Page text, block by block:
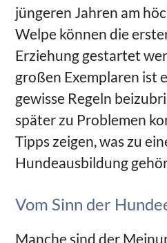
jüngeren Jahren am
Welpe können die
Erziehung gestartet
großen Exemplaren ist
gewisse Regeln
später zu Problemen
Tipps zeigen, was zu
Hundeausbildung
Vom Sinn der
Manche sind der